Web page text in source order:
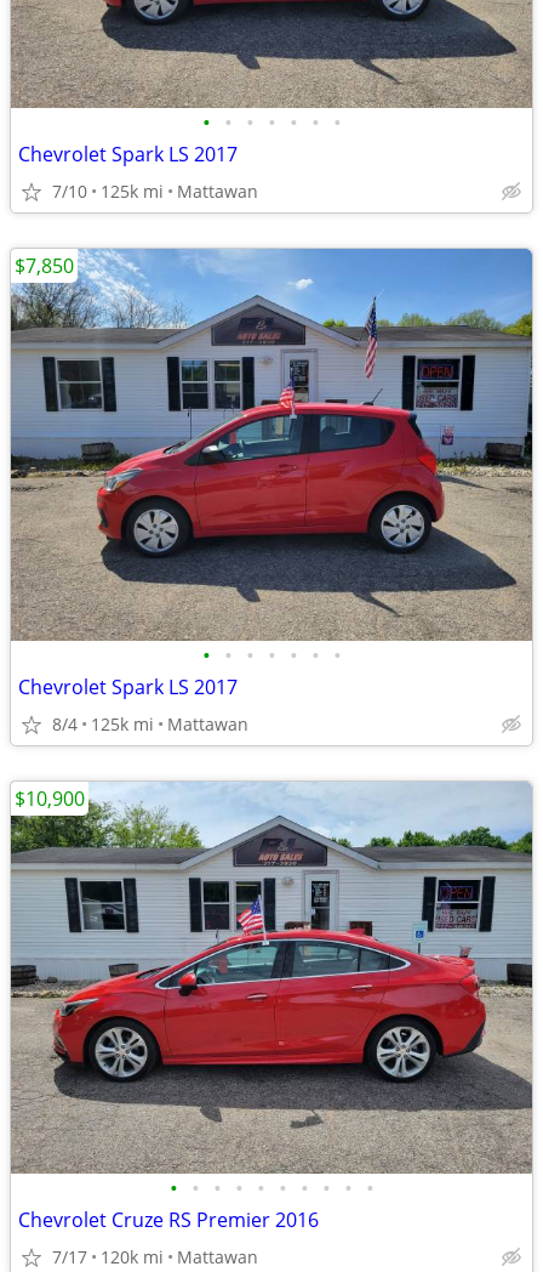
• • • • • • •
Chevrolet Spark LS 2017
7/10 125k mi Mattawan
• • • • • • •
Chevrolet Spark LS 2017
8/4 125k mi Mattawan
$7,850
• • • • • • • • • •
Chevrolet Cruze RS Premier 2016
7/17 120k mi Mattawan
$10,900